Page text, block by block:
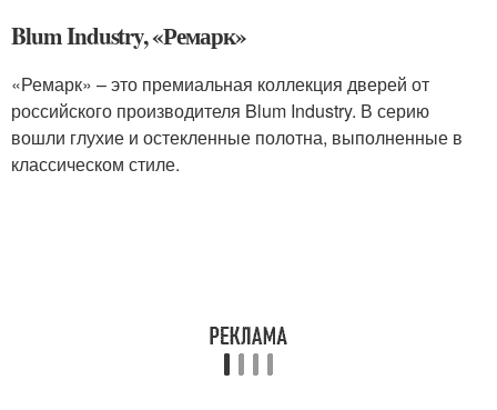
Blum Industry, «Ремарк»
«Ремарк» – это премиальная коллекция дверей от
российского производителя Blum Industry. В серию
вошли глухие и остекленные полотна, выполненные в
классическом стиле.